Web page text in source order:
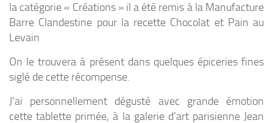
la catégorie « Créations » il a été remis à la Manufacture
Barre Clandestine pour la recette Chocolat et Pain au
Levain
On le trouvera à présent dans quelques épiceries fines
siglé de cette récompense.
J’ai personnellement dégusté avec grande émotion
cette tablette primée, à la galerie d’art parisienne Jean